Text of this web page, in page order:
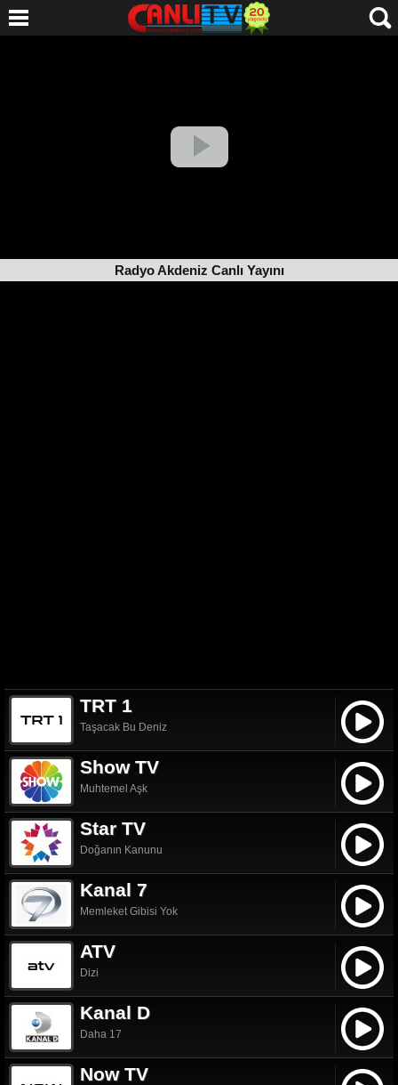
Radyo Akdeniz Canlı Yayını
TRT 1
Taşacak Bu Deniz
Show TV
Muhtemel Aşk
Star TV
Doğanın Kanunu
Kanal 7
Memleket Gibisi Yok
ATV
Dizi
Kanal D
Daha 17
Now TV